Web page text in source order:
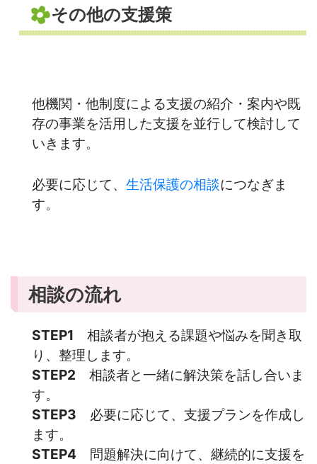
その他の支援策
他機関・他制度による支援の紹介・案内や既
存の事業を活用した支援を並行して検討して
いきます。
必要に応じて、 生活保護の相談につなぎま
す。
相談の流れ
STEP1 相談者が抱える課題や悩みを聞き取
り、整理します。
STEP2 相談者と一緒に解決策を話し合いま
す。
STEP3 必要に応じて、支援プランを作成し
ます。
STEP4 問題解決に向けて、継続的に支援を